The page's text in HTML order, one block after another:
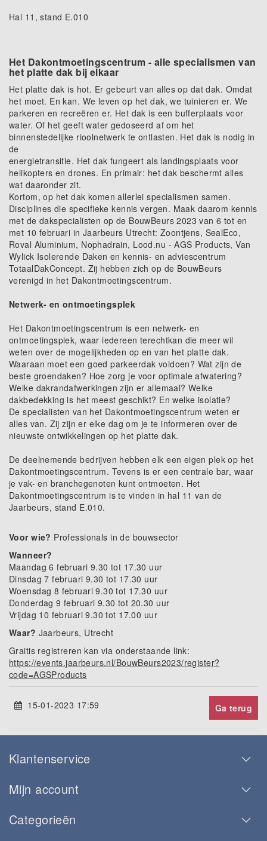
Hal 11, stand E.010
Het Dakontmoetingscentrum - alle specialismen van
het platte dak bij elkaar
Het platte dak is hot. Er gebeurt van alles op dat dak. Omdat
het moet. En kan. We leven op het dak, we tuinieren er. We
parkeren en recreëren er. Het dak is een bufferplaats voor
water. Of het geeft water gedoseerd af om het
binnenstedelijke rioolnetwerk te ontlasten. Het dak is nodig in
de
energietransitie. Het dak fungeert als landingsplaats voor
helikopters en drones. En primair: het dak beschermt alles
wat daaronder zit.
Kortom, op het dak komen allerlei specialismen samen.
Disciplines die specifieke kennis vergen. Maak daarom kennis
met de dakspecialisten op de BouwBeurs 2023 van 6 tot en
met 10 februari in Jaarbeurs Utrecht: Zoontjens, SealEco,
Roval Aluminium, Nophadrain, Lood.nu - AGS Products, Van
Wylick Isolerende Daken en kennis- en adviescentrum
TotaalDakConcept. Zij hebben zich op de BouwBeurs
verenigd in het Dakontmoetingscentrum.
Netwerk- en ontmoetingsplek
Het Dakontmoetingscentrum is een netwerk- en
ontmoetingsplek, waar iedereen terechtkan die meer wil
weten over de mogelijkheden op en van het platte dak.
Waaraan moet een goed parkeerdak voldoen? Wat zijn de
beste groendaken? Hoe zorg je voor optimale afwatering?
Welke dakrandafwerkingen zijn er allemaal? Welke
dakbedekking is het meest geschikt? En welke isolatie?
De specialisten van het Dakontmoetingscentrum weten er
alles van. Zij zijn er elke dag om je te informeren over de
nieuwste ontwikkelingen op het platte dak.
De deelnemende bedrijven hebben elk een eigen plek op het
Dakontmoetingscentrum. Tevens is er een centrale bar, waar
je vak- en branchegenoten kunt ontmoeten. Het
Dakontmoetingscentrum is te vinden in hal 11 van de
Jaarbeurs, stand E.010.
Voor wie? Professionals in de bouwsector
Wanneer?
Maandag 6 februari 9.30 tot 17.30 uur
Dinsdag 7 februari 9.30 tot 17.30 uur
Woensdag 8 februari 9.30 tot 17.30 uur
Donderdag 9 februari 9.30 tot 20.30 uur
Vrijdag 10 februari 9.30 tot 17.00 uur
Waar? Jaarbeurs, Utrecht
Graitis registreren kan via onderstaande link:
https://events.jaarbeurs.nl/BouwBeurs2023/register?
code=AGSProducts
15-01-2023 17:59 Ga terug
Klantenservice
Mijn account
Categorieën